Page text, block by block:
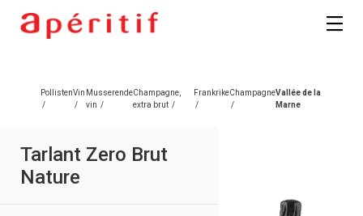
Pollisten
/
Vin
/
Musserende
vin /
Champagne,
extra brut /
Frankrike
/
Champagne
/
Vallée de la
Marne
Tarlant Zero Brut
Nature